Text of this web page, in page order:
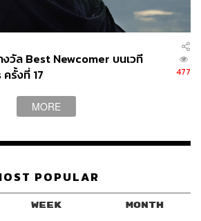
วัล Best Newcomer บนเวที
รั้งที่ 17
477
MORE
POPULAR
WEEK MONTH